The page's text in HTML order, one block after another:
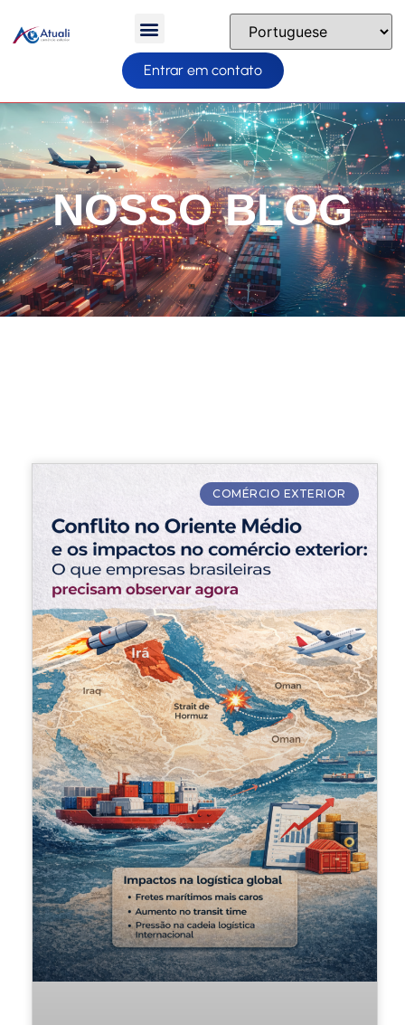
Entrar em contato
NOSSO BLOG
COMÉRCIO EXTERIOR